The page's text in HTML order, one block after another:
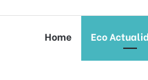
Home Eco